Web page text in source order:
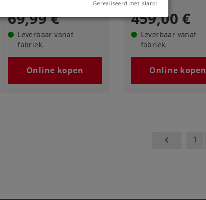
69,99 €
Leverbaar vanaf
fabriek.
Online kopen
459,00 €
Leverbaar vanaf
fabriek.
Online kopen
prev 1
Gerealiseerd met Klaro!